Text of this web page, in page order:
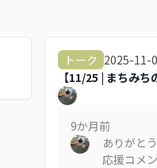
トーク 2025-11-
【11/25 | まちみ
9か月前
ありがと
応援コメ